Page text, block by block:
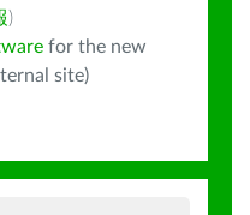
)
for the new
site)